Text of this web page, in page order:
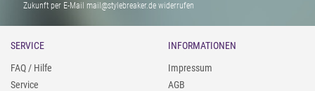
Zukunft per E-Mail mail@stylebreaker.de widerrufen
SERVICE
FAQ / Hilfe
Service
INFORMATIONEN
Impressum
AGB